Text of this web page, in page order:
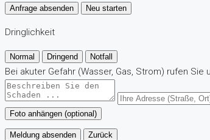
Anfrage absenden Neu starten
Dringlichkeit
Normal Dringend Notfall
Bei akuter Gefahr (Wasser, Gas, Strom) rufen Sie
Foto anhängen (optional)
Meldung absenden Zurück